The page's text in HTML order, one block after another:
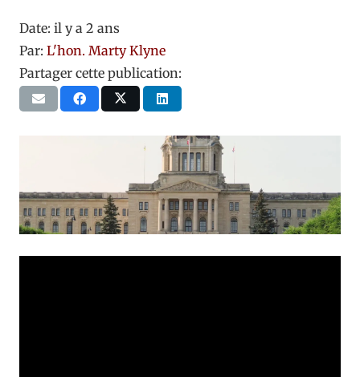
Date: il y a 2 ans
Par: L'hon. Marty Klyne
Partager cette publication: